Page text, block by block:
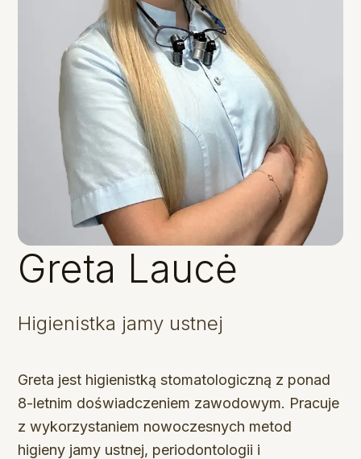
Greta Laucė
Higienistka jamy ustnej
Greta jest higienistką stomatologiczną z ponad
8-letnim doświadczeniem zawodowym. Pracuje
z wykorzystaniem nowoczesnych metod
higieny jamy ustnej, periodontologii i